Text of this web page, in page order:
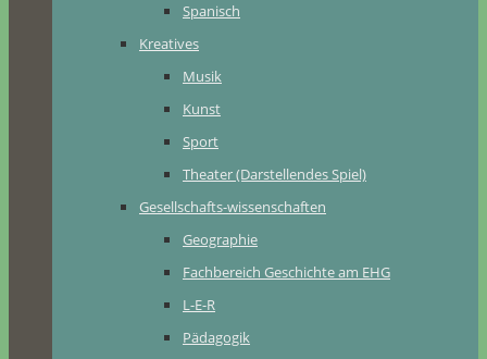
Spanisch
Kreatives
Musik
Kunst
Sport
Theater (Darstellendes Spiel)
Gesellschafts-wissenschaften
Geographie
Fachbereich Geschichte am EHG
L-E-R
Pädagogik